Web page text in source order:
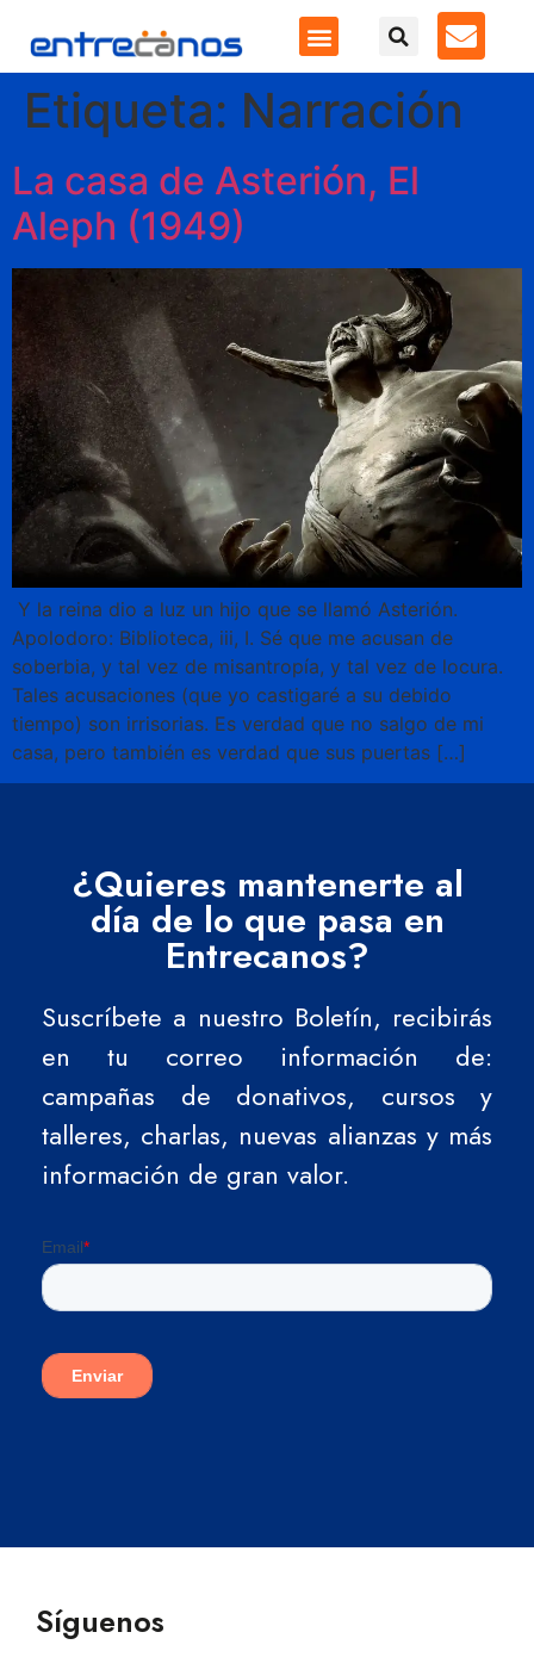
Etiqueta: Narración
La casa de Asterión, El
Aleph (1949)
Y la reina dio a luz un hijo que se llamó Asterión.
Apolodoro: Biblioteca, iii, I. Sé que me acusan de
soberbia, y tal vez de misantropía, y tal vez de locura.
Tales acusaciones (que yo castigaré a su debido
tiempo) son irrisorias. Es verdad que no salgo de mi
casa, pero también es verdad que sus puertas […]
¿Quieres mantenerte al
día de lo que pasa en
Entrecanos?
Suscríbete a nuestro Boletín, recibirás
en tu correo información de:
campañas de donativos, cursos y
talleres, charlas, nuevas alianzas y más
información de gran valor.
Síguenos